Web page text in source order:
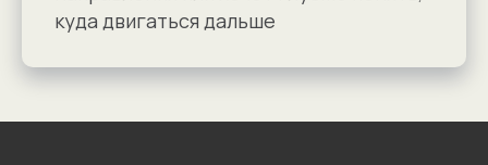
куда двигаться дальше